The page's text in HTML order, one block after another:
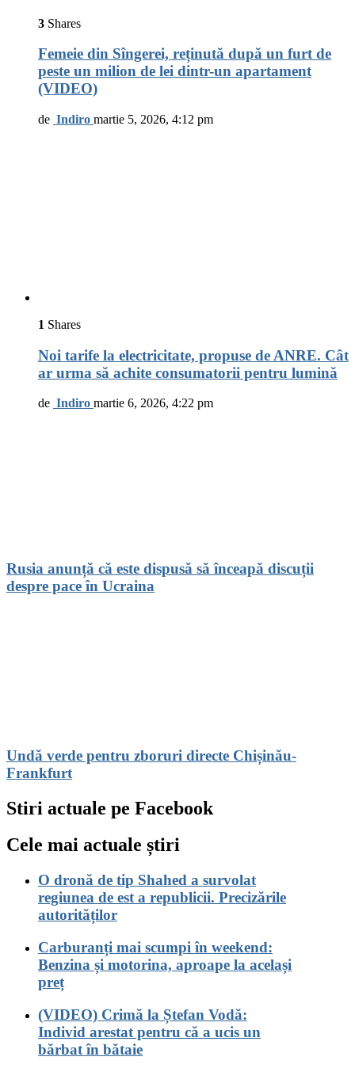
3 Shares
Femeie din Sîngerei, reținută după un furt de
peste un milion de lei dintr-un apartament
(VIDEO)
de Indiro martie 5, 2026, 4:12 pm
1 Shares
Noi tarife la electricitate, propuse de ANRE. Cât
ar urma să achite consumatorii pentru lumină
de Indiro martie 6, 2026, 4:22 pm
Rusia anunță că este dispusă să înceapă discuții
despre pace în Ucraina
Undă verde pentru zboruri directe Chișinău-
Frankfurt
Stiri actuale pe Facebook
Cele mai actuale știri
O dronă de tip Shahed a survolat
regiunea de est a republicii. Precizările
autorităților
Carburanți mai scumpi în weekend:
Benzina și motorina, aproape la același
preț
(VIDEO) Crimă la Ștefan Vodă:
Individ arestat pentru că a ucis un
bărbat în bătaie